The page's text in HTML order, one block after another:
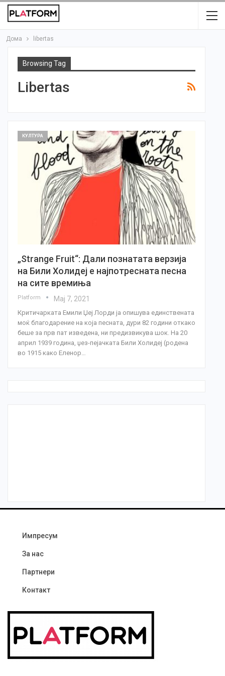
Дома libertas
Browsing Tag
Libertas
КУЛТУРА
„Strange Fruit“: Дали познатата верзија
на Били Холидеј е најпотресната песна
на сите времиња
Platform Мај 7, 2021
Критичарката Емили Џеј Лорди ја опишува единствената
моќ благодарение на која песната, дури 82 години откако
беше за прв пат изведена, ни предизвикува шок. На 20
април 1939 година, џез-пејачката Били Холидеј (родена
во 1915 како Еленор…
Импресум
За нас
Партнери
Контакт